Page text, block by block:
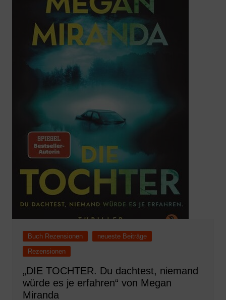
Buch Rezensionen
neueste Beiträge
Rezensionen
„DIE TOCHTER. Du dachtest, niemand
würde es je erfahren“ von Megan
Miranda